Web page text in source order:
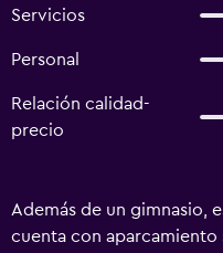
Servicios
Personal
Relación calidad-
precio
Además de un gimnasio,
cuenta con aparcamiento